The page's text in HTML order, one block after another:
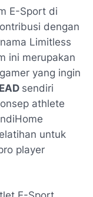
E-Sport di
dengan
Limitless
ini merupakan
yang ingin
sendiri
athlete
untuk
player